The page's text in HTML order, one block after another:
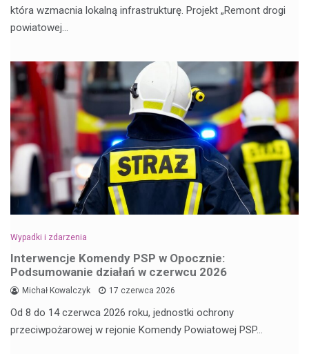
która wzmacnia lokalną infrastrukturę. Projekt „Remont drogi
powiatowej…
Wypadki i zdarzenia
Interwencje Komendy PSP w Opocznie:
Podsumowanie działań w czerwcu 2026
Michał Kowalczyk 17 czerwca 2026
Od 8 do 14 czerwca 2026 roku, jednostki ochrony
przeciwpożarowej w rejonie Komendy Powiatowej PSP…